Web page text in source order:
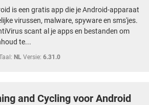
is een gratis app die je Android-apparaat
virussen, malware, spyware en sms'jes.
scant al je apps en bestanden om
te...
NL Versie: 6.31.0
and Cycling voor Android